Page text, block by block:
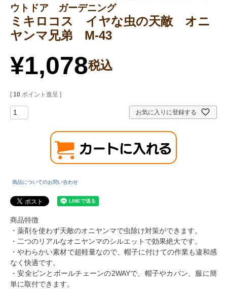
ウトドア ガーデニング
ミキロコス イヤな虫の天敵 オニ
ヤンマ兄弟 M-43
¥1,078税込
[ 10 ポイント進呈 ]
お気に入りに登録する
商品についてのお問い合わせ
商品特徴
・薬剤を使わず天敵のオニヤンマで虫除け対策ができます。
・二つのリアルなオニヤンマのシルエットで効果絶大です。
・やわらかい素材で超軽量なので、帽子に付けての作業も違和感
なく快適です。
・安全ピンとボールチェーンの2WAYで、帽子やカバン、服に簡
単に取付できます。